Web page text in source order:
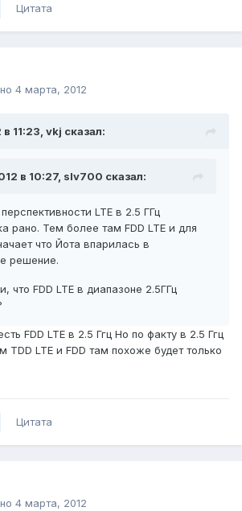
Цитата
4 марта, 2012
11:23, vkj сказал:
в 10:27, slv700 сказал:
LTE в 2.5 ГГц
рано. Тем более там FDD LTE и для
что Йота впарилась в
решение.
что FDD LTE в диапазоне 2.5ГГц
FDD LTE в 2.5 Ггц Но по факту в 2.5 Ггц
TDD LTE и FDD там похоже будет только
Цитата
4 марта, 2012